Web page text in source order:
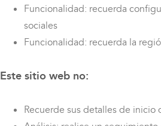
Funcionalidad: recuerda
sociales
Funcionalidad: recuerda la
Este sitio web no:
Recuerde sus detalles de inicio